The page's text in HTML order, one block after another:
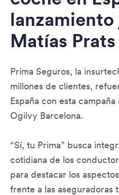
Matías
Prima Seguros, la
millones de clientes,
España con esta
Ogilvy Barcelona.
“Sí, tu Prima” busca
cotidiana de los
para destacar los
frente a las aseguradoras